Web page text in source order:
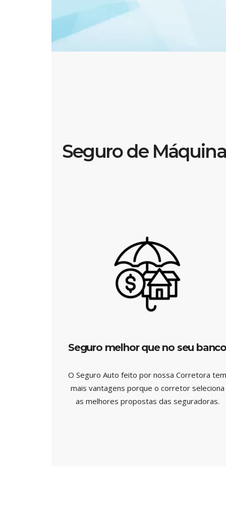
Seguro de
Seguro melhor que no seu banco
O Seguro Auto feito por nossa Corretora tem
mais vantagens porque o corretor seleciona
as melhores propostas das seguradoras.